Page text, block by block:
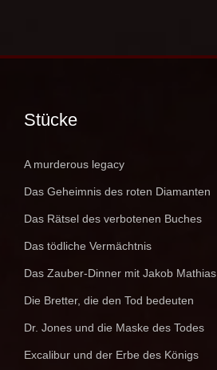
Stücke
A murderous legacy
Das Geheimnis des roten Diamanten
Das Rätsel des verbotenen Buches
Das tödliche Vermächtnis
Das Zauber-Dinner mit Jakob Mathias
Die Bretter, die den Tod bedeuten
Dr. Jones und die Maske des Todes
Excalibur und der Erbe des Königs